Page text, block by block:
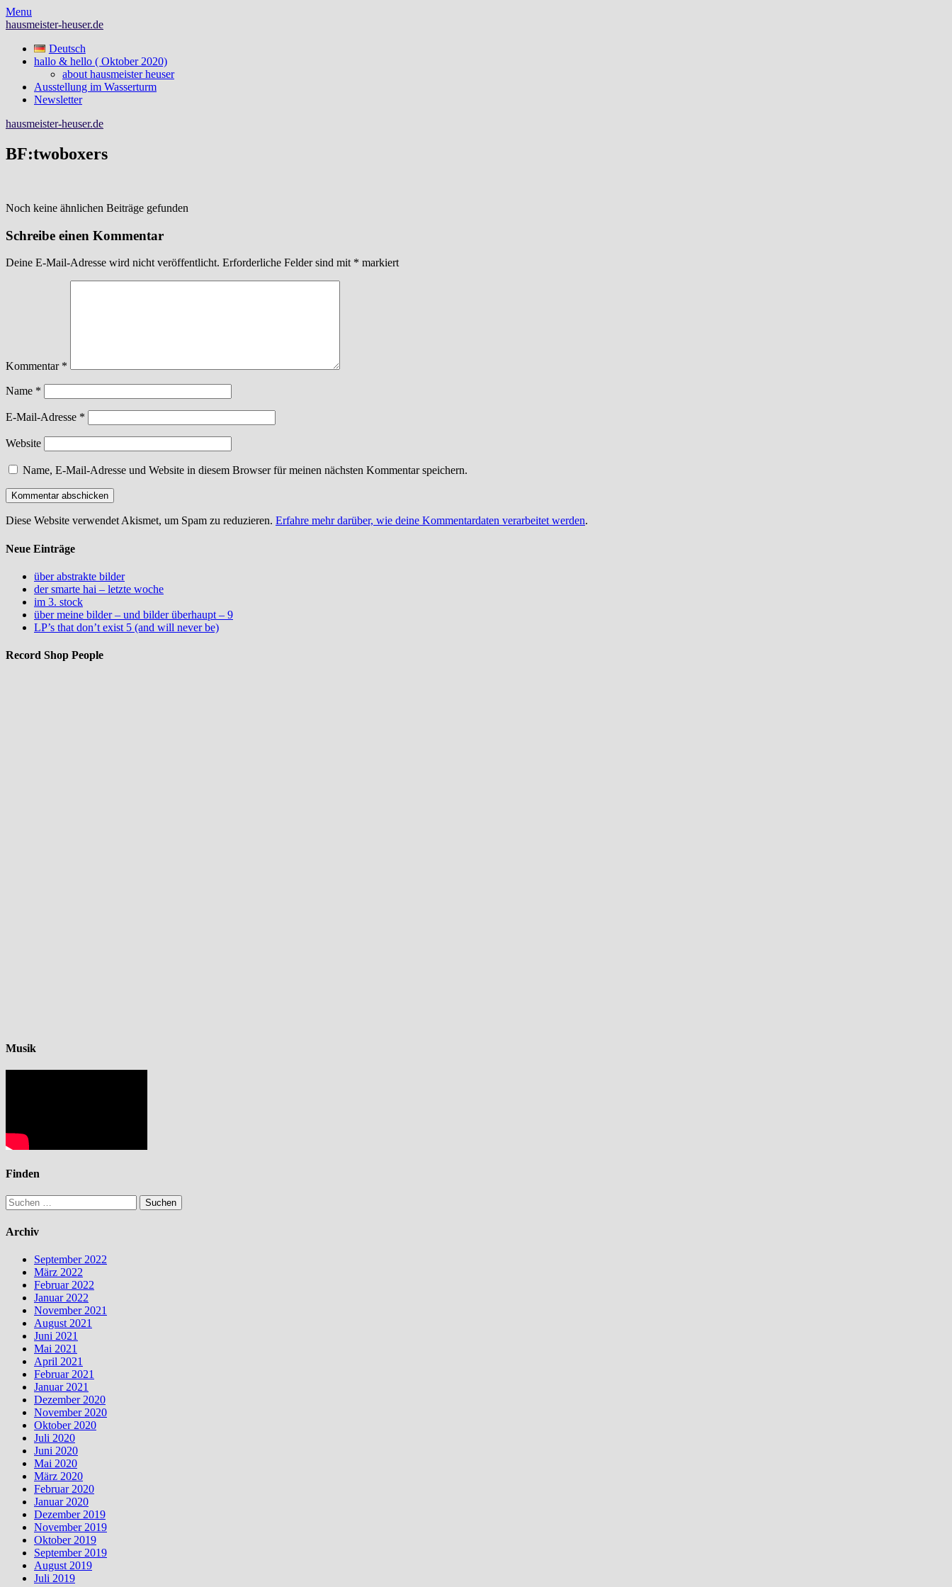
Skip
to
Menu
hausmeister-heuser.de
Deutsch
hallo & hello ( Oktober 2020)
about hausmeister heuser
Ausstellung im Wasserturm
Newsletter
hausmeister-heuser.de
BF:twoboxers
Noch keine ähnlichen Beiträge gefunden
Schreibe einen Kommentar
Deine E-Mail-Adresse wird nicht veröffentlicht. Erforderliche Felder sind mit * markiert
Kommentar *
Name *
E-Mail-Adresse *
Website
Name, E-Mail-Adresse und Website in diesem Browser für meinen nächsten Kommentar speichern.
Diese Website verwendet Akismet, um Spam zu reduzieren. Erfahre mehr darüber, wie deine Kommentardaten verarbeitet werden.
Neue Einträge
über abstrakte bilder
der smarte hai – letzte woche
im 3. stock
über meine bilder – und bilder überhaupt – 9
LP’s that don’t exist 5 (and will never be)
Record Shop People
Musik
Finden
Suchen
nach:
Archiv
September 2022
März 2022
Februar 2022
Januar 2022
November 2021
August 2021
Juni 2021
Mai 2021
April 2021
Februar 2021
Januar 2021
Dezember 2020
November 2020
Oktober 2020
Juli 2020
Juni 2020
Mai 2020
März 2020
Februar 2020
Januar 2020
Dezember 2019
November 2019
Oktober 2019
September 2019
August 2019
Juli 2019